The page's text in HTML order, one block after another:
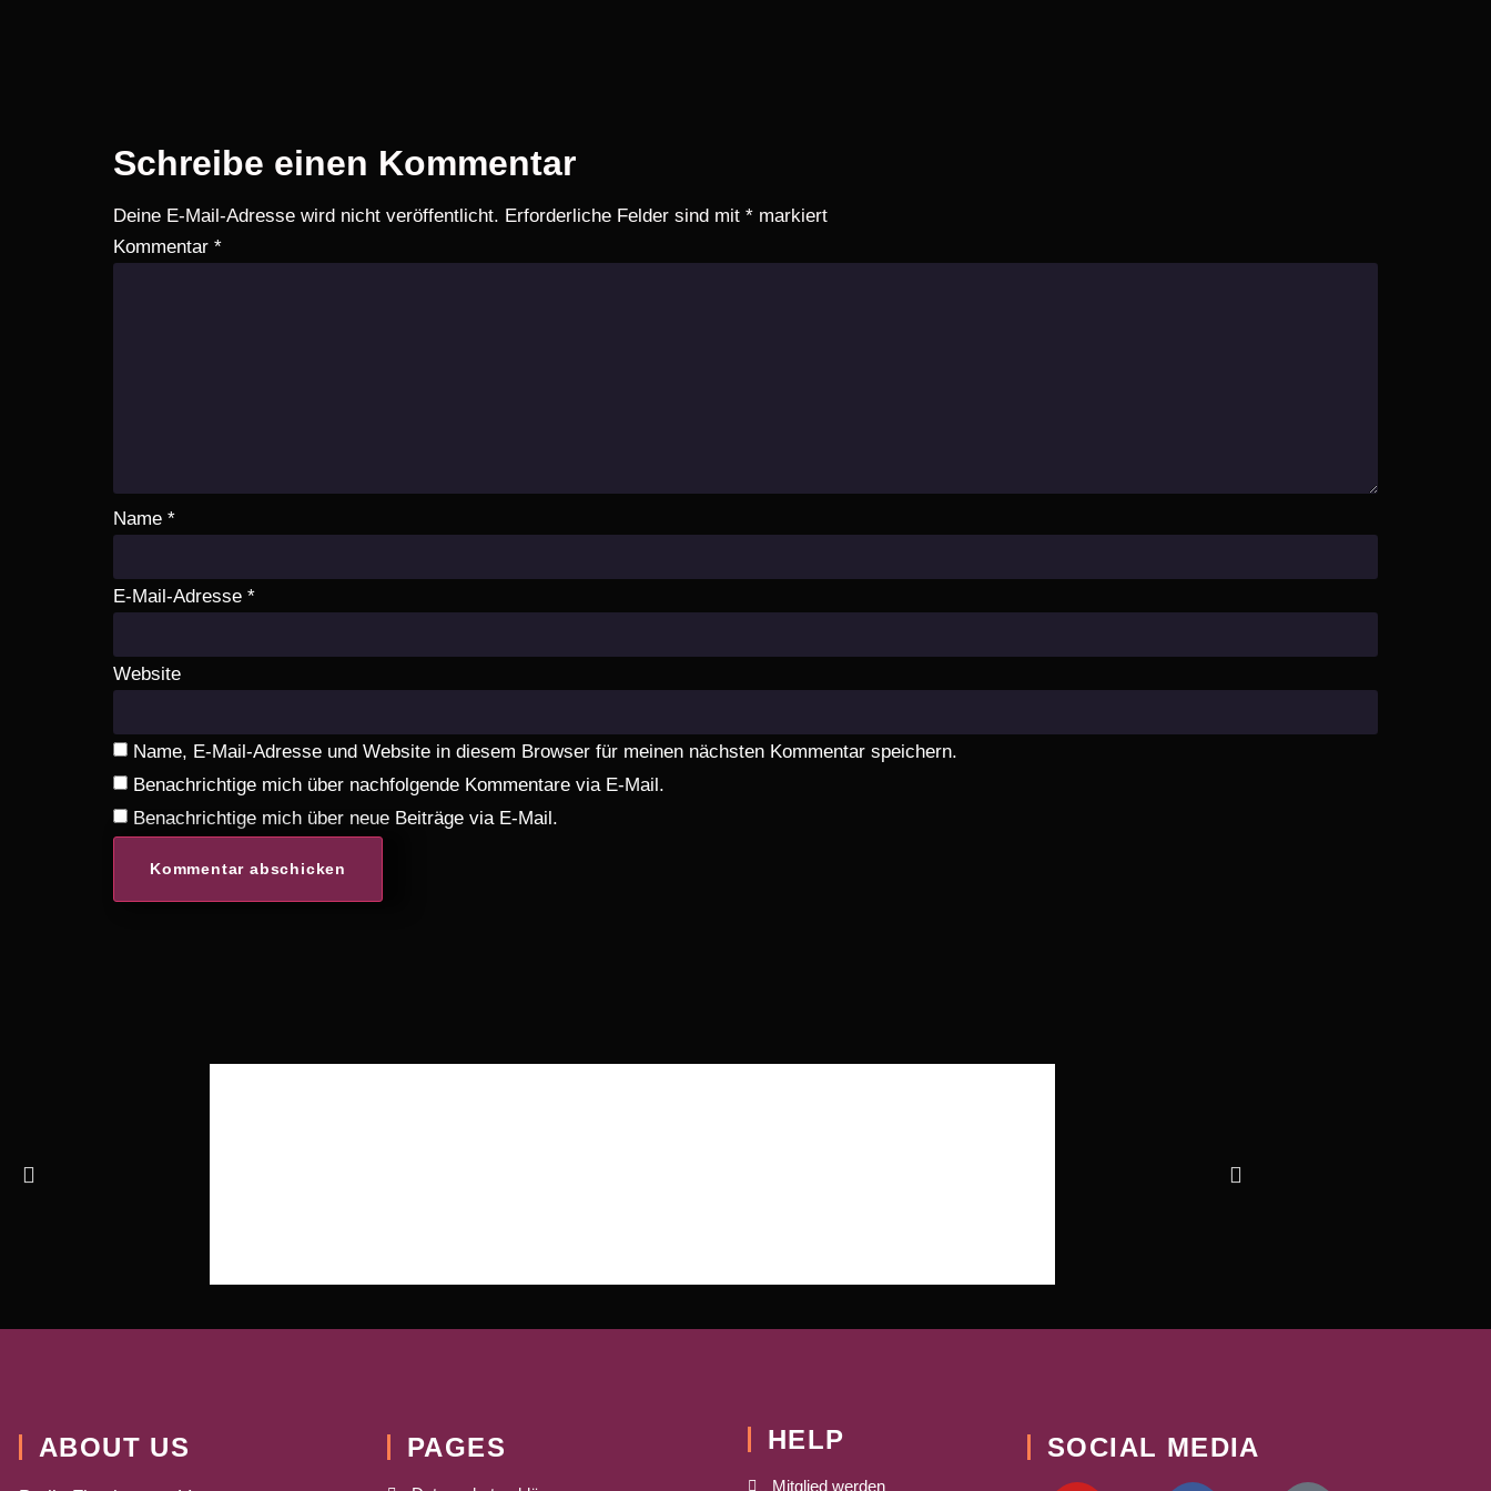
Schreibe einen Kommentar
Deine E-Mail-Adresse wird nicht veröffentlicht. Erforderliche Felder sind mit * markiert
Kommentar *
Name *
E-Mail-Adresse *
Website
Name, E-Mail-Adresse und Website in diesem Browser für meinen nächsten Kommentar speichern.
Benachrichtige mich über nachfolgende Kommentare via E-Mail.
Benachrichtige mich über neue Beiträge via E-Mail.
ABOUT US PAGES HELP
Mitglied werden
SOCIAL MEDIA